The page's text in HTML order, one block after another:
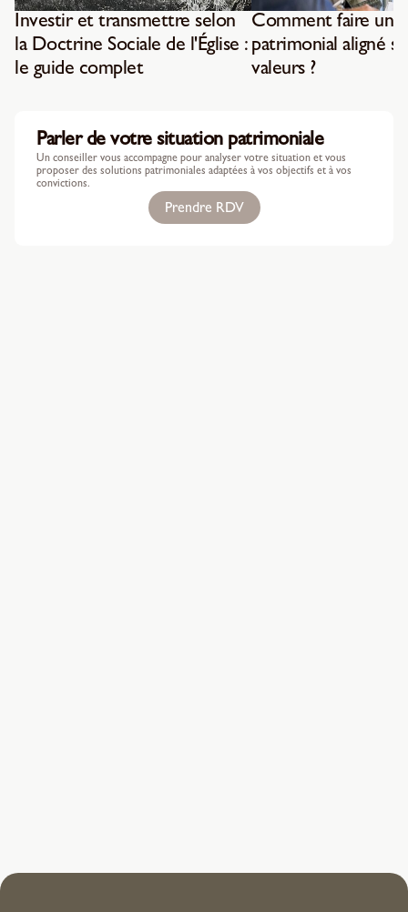
Parler de votre situation patrimoniale
Un conseiller vous accompagne pour analyser votre situation et vous
proposer des solutions patrimoniales adaptées à vos objectifs et à vos
convictions.
Prendre RDV
Investir et transmettre selon
la Doctrine Sociale de l'Église :
le guide complet
Comment faire un
patrimonial aligné
valeurs ?